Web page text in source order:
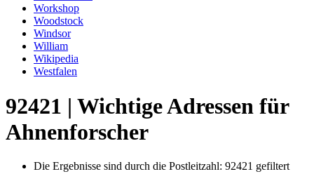
Workshop
Woodstock
Windsor
William
Wikipedia
Westfalen
92421 | Wichtige Adressen für
Ahnenforscher
Die Ergebnisse sind durch die Postleitzahl: 92421 gefiltert